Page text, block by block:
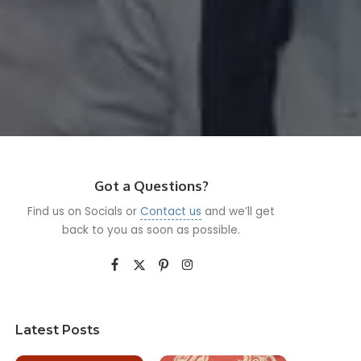
Got a Questions?
Find us on Socials orContact us and we’ll get
back to you as soon as possible.
Latest Posts